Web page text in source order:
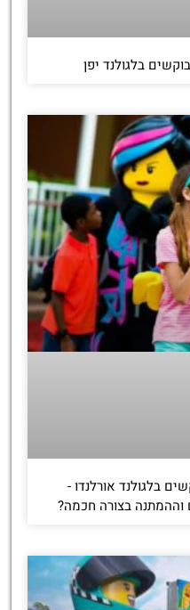
בלגולנד יפן
בלגולנד אורלנדו -
וההמתנה בצורה חכמה?